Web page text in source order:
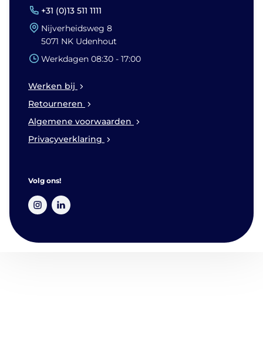
+31 (0)13 511 1111
Nijverheidsweg 8
5071 NK Udenhout
Werkdagen 08:30 - 17:00
Werken bij
Retourneren
Algemene voorwaarden
Privacyverklaring
Volg ons!